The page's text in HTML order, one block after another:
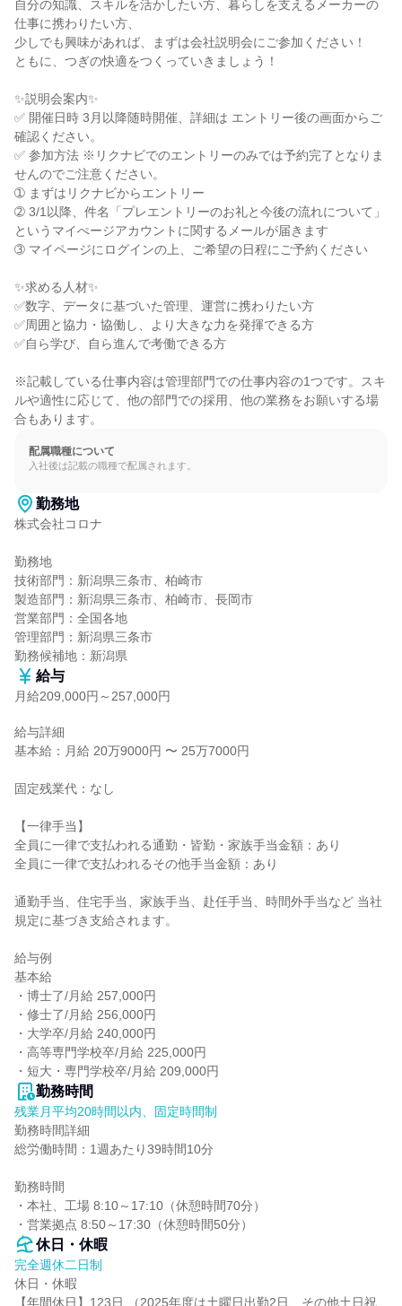
自分の知識、スキルを活かしたい方、暮らしを支えるメーカーの
仕事に携わりたい方、
少しでも興味があれば、まずは会社説明会にご参加ください！
ともに、つぎの快適をつくっていきましょう！
✨説明会案内✨
✅ 開催日時 3月以降随時開催、詳細は エントリー後の画面からご
確認ください。
✅ 参加方法 ※リクナビでのエントリーのみでは予約完了となりま
せんのでご注意ください。
➀ まずはリクナビからエントリー
➁ 3/1以降、件名「プレエントリーのお礼と今後の流れについて」
というマイぺージアカウントに関するメールが届きます
➂ マイページにログインの上、ご希望の日程にご予約ください
✨求める人材✨
✅数字、データに基づいた管理、運営に携わりたい方
✅周囲と協力・協働し、より大きな力を発揮できる方
✅自ら学び、自ら進んで考働できる方
※記載している仕事内容は管理部門での仕事内容の1つです。スキ
ルや適性に応じて、他の部門での採用、他の業務をお願いする場
合もあります。
配属職種について
入社後は記載の職種で配属されます。
勤務地
株式会社コロナ
勤務地
技術部門：新潟県三条市、柏崎市
製造部門：新潟県三条市、柏崎市、長岡市
営業部門：全国各地
管理部門：新潟県三条市
勤務候補地：新潟県
給与
月給209,000円～257,000円
給与詳細
基本給：月給 20万9000円 〜 25万7000円
固定残業代：なし
【一律手当】
全員に一律で支払われる通勤・皆勤・家族手当金額：あり
全員に一律で支払われるその他手当金額：あり
通勤手当、住宅手当、家族手当、赴任手当、時間外手当など 当社
規定に基づき支給されます。
給与例
基本給
・博士了/月給 257,000円
・修士了/月給 256,000円
・大学卒/月給 240,000円
・高等専門学校卒/月給 225,000円
・短大・専門学校卒/月給 209,000円
勤務時間
残業月平均20時間以内、固定時間制
勤務時間詳細
総労働時間：1週あたり39時間10分
勤務時間
・本社、工場 8:10～17:10（休憩時間70分）
・営業拠点 8:50～17:30（休憩時間50分）
休日・休暇
完全週休二日制
休日・休暇
【年間休日】123日 （2025年度は土曜日出勤2日、その他土日祝